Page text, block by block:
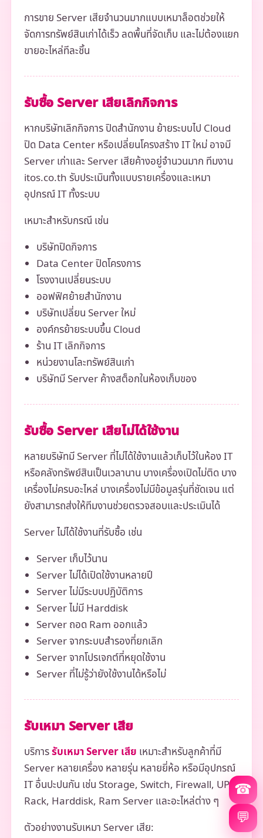
การขาย Server เสียจำนวนมากแบบเหมาล็อตช่วยให้
จัดการทรัพย์สินเก่าได้เร็ว ลดพื้นที่จัดเก็บ และไม่ต้องแยก
ขายอะไหล่ทีละชิ้น
รับซื้อ Server เสียเลิกกิจการ
หากบริษัทเลิกกิจการ ปิดสำนักงาน ย้ายระบบไป Cloud
ปิด Data Center หรือเปลี่ยนโครงสร้าง IT ใหม่ อาจมี
Server เก่าและ Server เสียค้างอยู่จำนวนมาก ทีมงาน
itos.co.th รับประเมินทั้งแบบรายเครื่องและเหมา
อุปกรณ์ IT ทั้งระบบ
เหมาะสำหรับกรณี เช่น
บริษัทปิดกิจการ
Data Center ปิดโครงการ
โรงงานเปลี่ยนระบบ
ออฟฟิศย้ายสำนักงาน
บริษัทเปลี่ยน Server ใหม่
องค์กรย้ายระบบขึ้น Cloud
ร้าน IT เลิกกิจการ
หน่วยงานโละทรัพย์สินเก่า
บริษัทมี Server ค้างสต็อกในห้องเก็บของ
รับซื้อ Server เสียไม่ได้ใช้งาน
หลายบริษัทมี Server ที่ไม่ได้ใช้งานแล้วเก็บไว้ในห้อง IT
หรือคลังทรัพย์สินเป็นเวลานาน บางเครื่องเปิดไม่ติด บาง
เครื่องไม่ครบอะไหล่ บางเครื่องไม่มีข้อมูลรุ่นที่ชัดเจน แต่
ยังสามารถส่งให้ทีมงานช่วยตรวจสอบและประเมินได้
Server ไม่ได้ใช้งานที่รับซื้อ เช่น
Server เก็บไว้นาน
Server ไม่ได้เปิดใช้งานหลายปี
Server ไม่มีระบบปฏิบัติการ
Server ไม่มี Harddisk
Server ถอด Ram ออกแล้ว
Server จากระบบสำรองที่ยกเลิก
Server จากโปรเจกต์ที่หยุดใช้งาน
Server ที่ไม่รู้ว่ายังใช้งานได้หรือไม่
รับเหมา Server เสีย
บริการรับเหมา Server เสีย เหมาะสำหรับลูกค้าที่มี
Server หลายเครื่อง หลายรุ่น หลายยี่ห้อ หรือมีอุปกรณ์
IT อื่นปะปนกัน เช่น Storage, Switch, Firewall, UPS,
Rack, Harddisk, Ram Server และอะไหล่ต่าง ๆ
ตัวอย่างงานรับเหมา Server เสีย:
☎
💬